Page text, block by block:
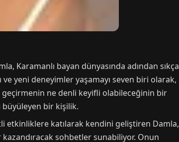
Karamanlı bayan dünyasında adından sıkça
yeni deneyimler yaşamayı seven biri olarak,
geçirmenin ne denli keyifli olabileceğinin bir
bir kişilik.
etkinliklere katılarak kendini geliştiren Damla,
sohbetler sunabiliyor. Onun